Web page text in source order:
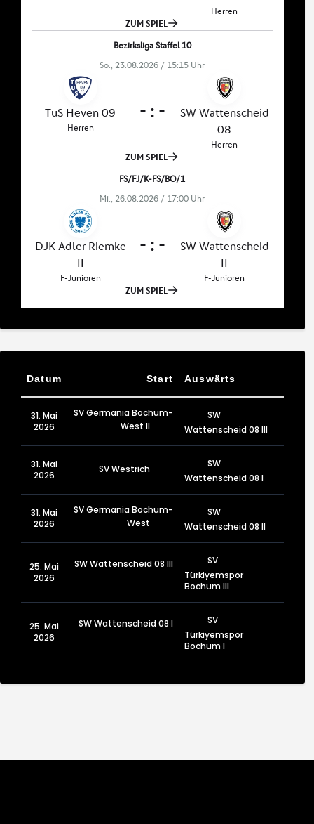
Datum Start Auswärts
31. Mai
2026
SV Germania Bochum-
West II
SW
Wattenscheid 08 III
31. Mai
2026
SV Westrich
SW
Wattenscheid 08 I
31. Mai
2026
SV Germania Bochum-
West
SW
Wattenscheid 08 II
25. Mai
2026
SW Wattenscheid 08 III
SV
Türkiyemspor
Bochum III
25. Mai
2026
SW Wattenscheid 08 I
SV
Türkiyemspor
Bochum I